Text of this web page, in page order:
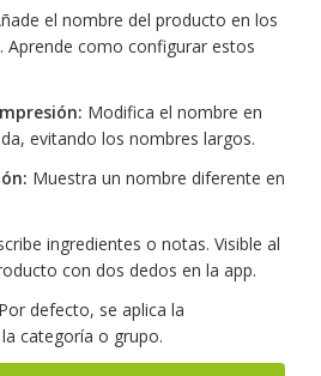
el nombre del producto en los
Aprende como configurar estos
Modifica el nombre en
evitando los nombres largos.
Muestra un nombre diferente en
ingredientes o notas. Visible al
con dos dedos en la app.
Por defecto, se aplica la
categoría o grupo.